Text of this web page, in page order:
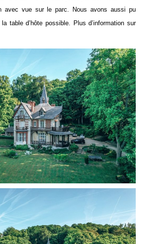
avec vue sur le parc. Nous avons aussi pu
table d’hôte possible. Plus d’information sur